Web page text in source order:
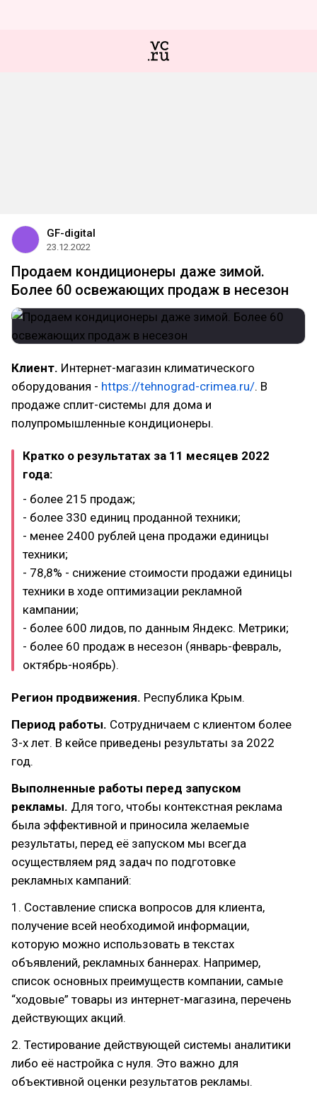
GF-digital
23.12.2022
Продаем кондиционеры даже зимой.
Более 60 освежающих продаж в несезон
Клиент. Интернет-магазин климатического
оборудования - https://tehnograd-crimea.ru/. В
продаже сплит-системы для дома и
полупромышленные кондиционеры.
Кратко о результатах за 11 месяцев 2022
года:
- более 215 продаж;
- более 330 единиц проданной техники;
- менее 2400 рублей цена продажи единицы
техники;
- 78,8% - снижение стоимости продажи единицы
техники в ходе оптимизации рекламной
кампании;
- более 600 лидов, по данным Яндекс. Метрики;
- более 60 продаж в несезон (январь-февраль,
октябрь-ноябрь).
Регион продвижения. Республика Крым.
Период работы. Сотрудничаем с клиентом более
3-х лет. В кейсе приведены результаты за 2022
год.
Выполненные работы перед запуском
рекламы. Для того, чтобы контекстная реклама
была эффективной и приносила желаемые
результаты, перед её запуском мы всегда
осуществляем ряд задач по подготовке
рекламных кампаний:
1. Составление списка вопросов для клиента,
получение всей необходимой информации,
которую можно использовать в текстах
объявлений, рекламных баннерах. Например,
список основных преимуществ компании, самые
“ходовые” товары из интернет-магазина, перечень
действующих акций.
2. Тестирование действующей системы аналитики
либо её настройка с нуля. Это важно для
объективной оценки результатов рекламы.